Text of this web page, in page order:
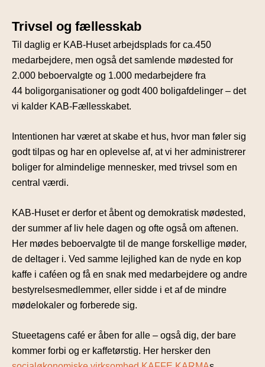
Trivsel og fællesskab
Til daglig er KAB-Huset arbejdsplads for ca.450
medarbejdere, men også det samlende mødested for
2.000 beboervalgte og 1.000 medarbejdere fra
44 boligorganisationer og godt 400 boligafdelinger – det
vi kalder KAB-Fællesskabet.
Intentionen har været at skabe et hus, hvor man føler sig
godt tilpas og har en oplevelse af, at vi her administrerer
boliger for almindelige mennesker, med trivsel som en
central værdi.
KAB-Huset er derfor et åbent og demokratisk mødested,
der summer af liv hele dagen og ofte også om aftenen.
Her mødes beboervalgte til de mange forskellige møder,
de deltager i. Ved samme lejlighed kan de nyde en kop
kaffe i caféen og få en snak med medarbejdere og andre
bestyrelsesmedlemmer, eller sidde i et af de mindre
mødelokaler og forberede sig.
Stueetagens café er åben for alle – også dig, der bare
kommer forbi og er kaffetørstig. Her hersker den